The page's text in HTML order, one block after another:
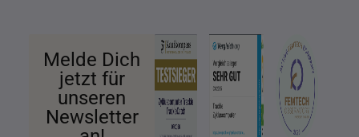
Melde Dich
jetzt für
unseren
Newsletter